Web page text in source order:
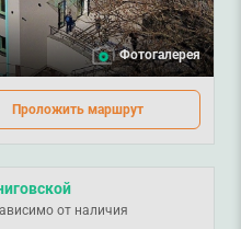
Фотогалерея
Проложить маршрут
от наличия